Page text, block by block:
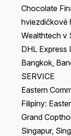
Chocolate
hviezdičkové
Wealthtech v
DHL Express
Bangkok,
SERVICE
Eastern
Filipíny:
Grand
Singapur,